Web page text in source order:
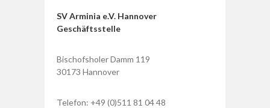
SV Arminia e.V. Hannover
Geschäftsstelle
Bischofsholer Damm 119
30173 Hannover
Telefon: +49 (0)511 81 04 48